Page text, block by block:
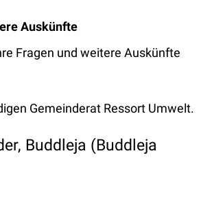
Auskünfte
Fragen und weitere Auskünfte
Gemeinderat Ressort Umwelt.
Buddleja (Buddleja